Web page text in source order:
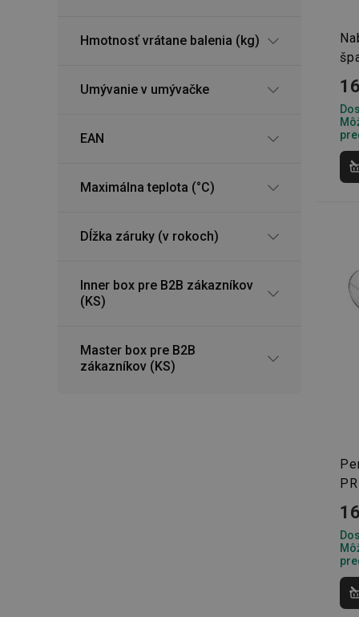
Hmotnosť vrátane balenia (kg)
Umývanie v umývačke
EAN
Maximálna teplota (°C)
Dĺžka záruky (v rokoch)
Inner box pre B2B zákazníkov
(KS)
Master box pre B2B
zákazníkov (KS)
pid
lastVisitedProducts
shopsys_abc
Doména